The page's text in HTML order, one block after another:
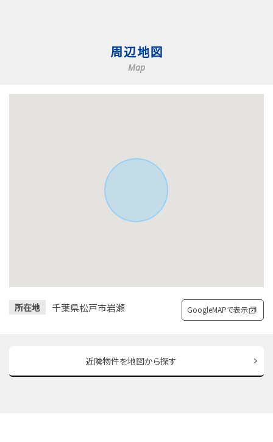
周辺地図
Map
所在地 千葉県松戸市岩瀬 GoogleMAPで表示
近隣物件を地図から探す